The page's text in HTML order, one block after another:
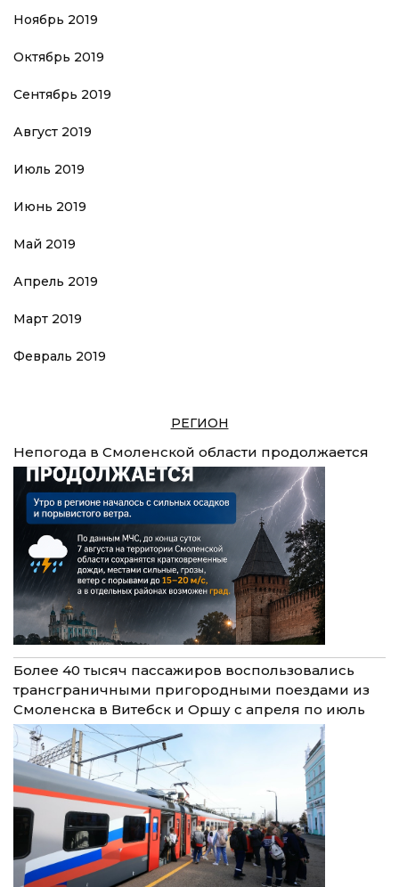
Ноябрь 2019
Октябрь 2019
Сентябрь 2019
Август 2019
Июль 2019
Июнь 2019
Май 2019
Апрель 2019
Март 2019
Февраль 2019
РЕГИОН
Непогода в Смоленской области продолжается
Более 40 тысяч пассажиров воспользовались
трансграничными пригородными поездами из
Смоленска в Витебск и Оршу с апреля по июль